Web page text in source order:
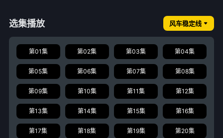
选集播放 风车稳定线
第01集 第02集 第03集 第04集
第05集 第06集 第07集 第08集
第09集 第10集 第11集 第12集
第13集 第14集 第15集 第16集
第17集 第18集 第19集 第20集